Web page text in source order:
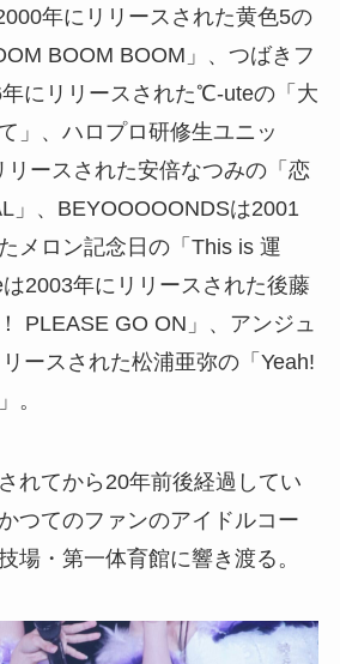
年にリリースされた黄色5の
BOOM BOOM」、つばきフ
年にリリースされた℃-uteの「大
」、ハロプロ研修生ユニッ
リースされた安倍なつみの「恋
」、BEYOOOOONDSは2001
メロン記念日の「This is 運
2003年にリリースされた後藤
PLEASE GO ON」、アンジュ
ースされた松浦亜弥の「Yeah!
。
れてから20年前後経過してい
つてのファンのアイドルコー
場・第一体育館に響き渡る。